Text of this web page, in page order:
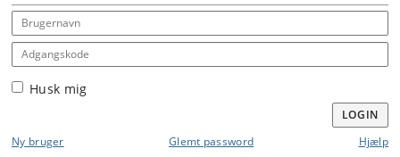
Email address
Adgangskode
Husk mig
LOGIN
Ny bruger
Glemt password Hjælp